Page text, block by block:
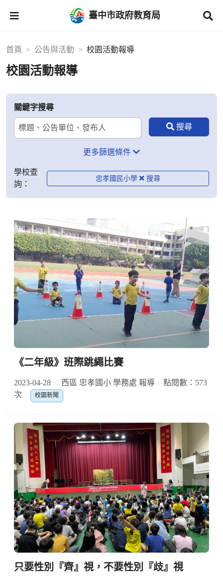
臺中市政府教育局
首頁 公告與活動 校園活動報導
校園活動報導
關鍵字搜尋
更多篩選條件
學校查
詢：
忠孝國民小學
《二年級》班際跳繩比賽
2023-04-28 西區 忠孝國小 學務處 報導
點閱數：573
次
校園新聞
只要性別『齊』視，不要性別『歧』視